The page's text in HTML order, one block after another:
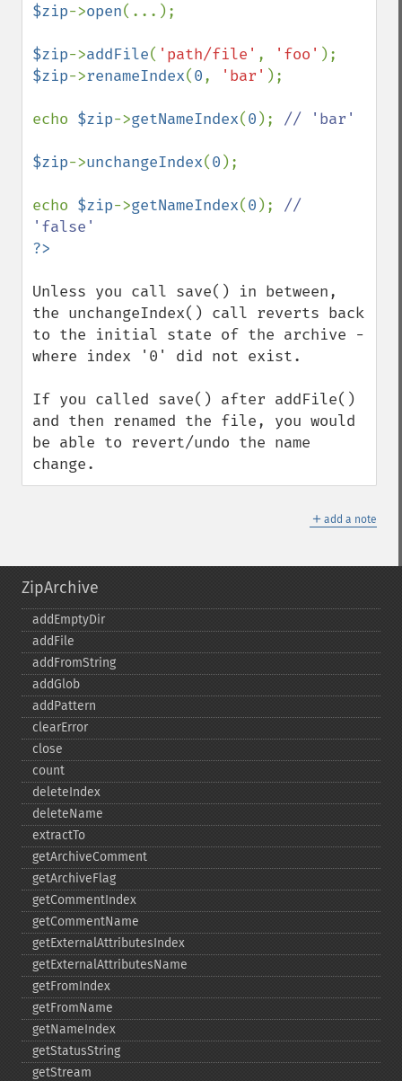
$zip->open(...);
$zip->addFile( 'path/file' , 'foo'
$zip->renameIndex(0, 'bar' );
echo $zip->getNameIndex(0 ); // 'bar'
$zip->unchangeIndex(0 );
echo $zip->getNameIndex(0 ); //
Unless you call save() in between,
the unchangeIndex() call reverts back
to the initial state of the archive -
where index '0' did not exist.
If you called save() after addFile()
and then renamed the file, you would
be able to revert/undo the name
change.
＋ add a note
ZipArchive
addEmptyDir
addFile
addFromString
addGlob
addPattern
clearError
close
count
deleteIndex
deleteName
extractTo
getArchiveComment
getArchiveFlag
getCommentIndex
getCommentName
getExternalAttributesIndex
getExternalAttributesName
getFromIndex
getFromName
getNameIndex
getStatusString
getStream